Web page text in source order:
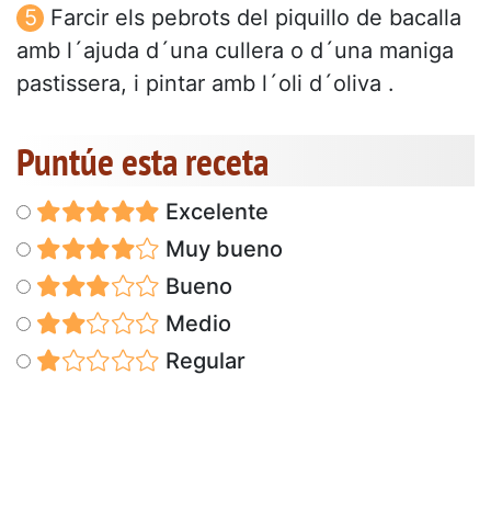
Farcir els pebrots del piquillo de bacalla
amb l´ajuda d´una cullera o d´una maniga
pastissera, i pintar amb l´oli d´oliva .
Puntúe esta receta
Excelente
Muy bueno
Bueno
Medio
Regular